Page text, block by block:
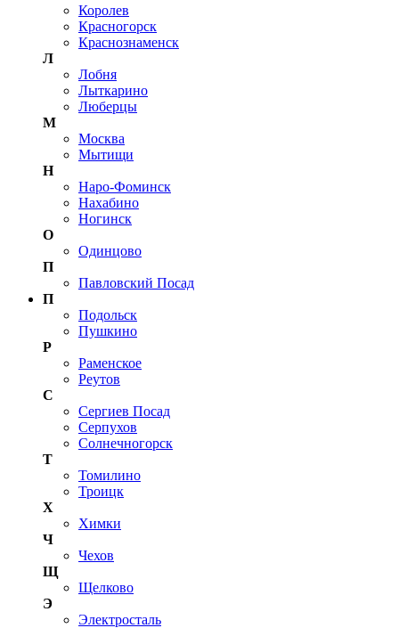
Королев
Красногорск
Краснознаменск
Л
Лобня
Лыткарино
Люберцы
М
Москва
Мытищи
Н
Наро-Фоминск
Нахабино
Ногинск
О
Одинцово
П
Павловский Посад
П
Подольск
Пушкино
Р
Раменское
Реутов
С
Сергиев Посад
Серпухов
Солнечногорск
Т
Томилино
Троицк
Х
Химки
Ч
Чехов
Щ
Щелково
Э
Электросталь